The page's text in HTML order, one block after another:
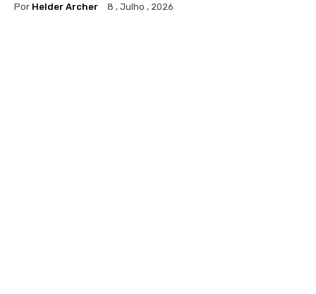
Por Helder Archer 8 , Julho , 2026